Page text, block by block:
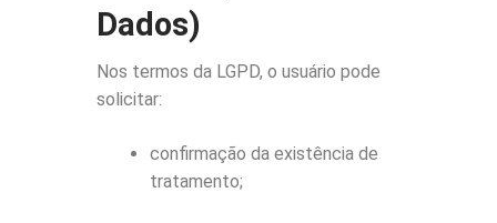
Dados)
Nos termos da LGPD, o usuário pode
solicitar:
confirmação da existência de
tratamento;